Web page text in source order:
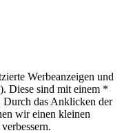
Werbeanzeigen und
Diese sind mit einem *
das Anklicken der
wir einen kleinen